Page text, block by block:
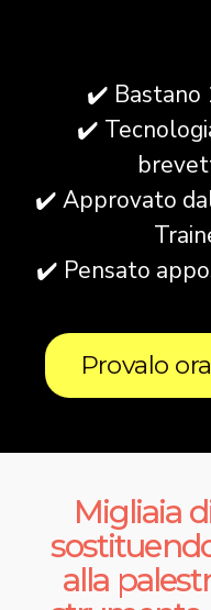
✔️ Bastano
✔️
✔️ Approvato
✔️ Pensato
Provalo
Migliaia
alla